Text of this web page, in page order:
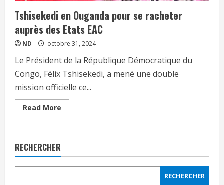
Tshisekedi en Ouganda pour se racheter
auprès des Etats EAC
ND octobre 31, 2024
Le Président de la République Démocratique du
Congo, Félix Tshisekedi, a mené une double
mission officielle ce...
Read More
RECHERCHER
RECHERCHER